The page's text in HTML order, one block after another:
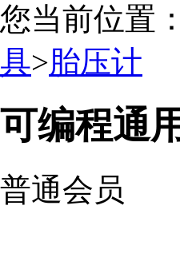
您当前位置：
具>胎压计
可编程通
普通会员